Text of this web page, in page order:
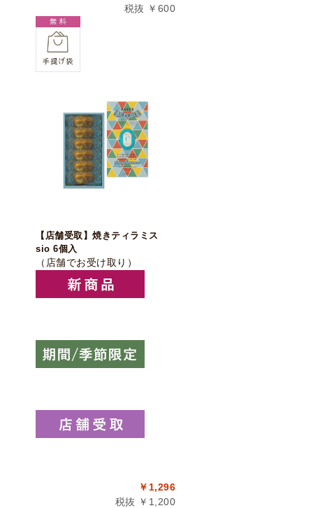
税抜 ￥600
【店舗受取】焼きティラミス
sio 6個入
（店舗でお受け取り）
￥1,296
税抜 ￥1,200